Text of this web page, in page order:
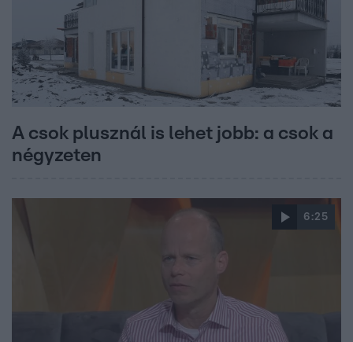
A csok plusznál is lehet jobb: a csok a
négyzeten
6:25